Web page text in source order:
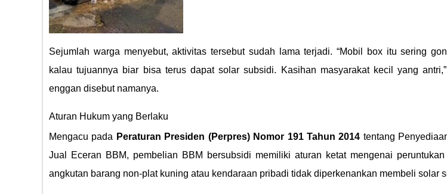
Sejumlah warga menyebut, aktivitas tersebut sudah lama terjadi. “Mobil box itu sering
kalau tujuannya biar bisa terus dapat solar subsidi. Kasihan masyarakat kecil yang
enggan disebut namanya.
Aturan Hukum yang Berlaku
Mengacu pada Peraturan Presiden (Perpres) Nomor 191 Tahun 2014 tentang
Jual Eceran BBM, pembelian BBM bersubsidi memiliki aturan ketat mengenai
angkutan barang non-plat kuning atau kendaraan pribadi tidak diperkenankan membeli solar